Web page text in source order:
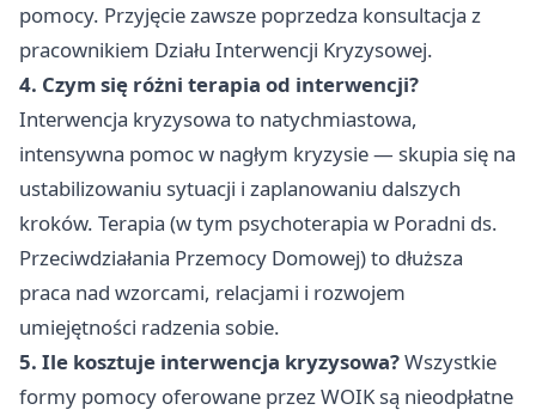
pomocy. Przyjęcie zawsze poprzedza konsultacja z
pracownikiem Działu Interwencji Kryzysowej.
4. Czym się różni terapia od interwencji?
Interwencja kryzysowa to natychmiastowa,
intensywna pomoc w nagłym kryzysie — skupia się na
ustabilizowaniu sytuacji i zaplanowaniu dalszych
kroków. Terapia (w tym psychoterapia w Poradni ds.
Przeciwdziałania Przemocy Domowej) to dłuższa
praca nad wzorcami, relacjami i rozwojem
umiejętności radzenia sobie.
5. Ile kosztuje interwencja kryzysowa?Wszystkie
formy pomocy oferowane przez WOIK są nieodpłatne